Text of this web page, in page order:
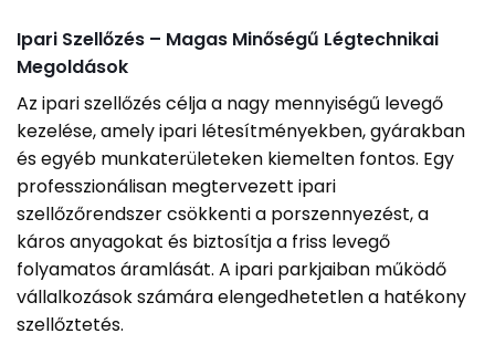
Ipari Szellőzés – Magas Minőségű Légtechnikai
Megoldások
Az ipari szellőzés célja a nagy mennyiségű levegő
kezelése, amely ipari létesítményekben, gyárakban
és egyéb munkaterületeken kiemelten fontos. Egy
professzionálisan megtervezett ipari
szellőzőrendszer csökkenti a porszennyezést, a
káros anyagokat és biztosítja a friss levegő
folyamatos áramlását. A ipari parkjaiban működő
vállalkozások számára elengedhetetlen a hatékony
szellőztetés.